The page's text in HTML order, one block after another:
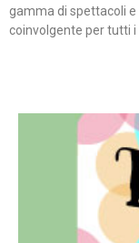
gamma di spettacoli
coinvolgente per tutti i